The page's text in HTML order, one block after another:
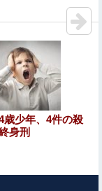
果ｗｗｗｗ
バグってると話
チエチボデーを
り
歳少年、4件の殺
身刑